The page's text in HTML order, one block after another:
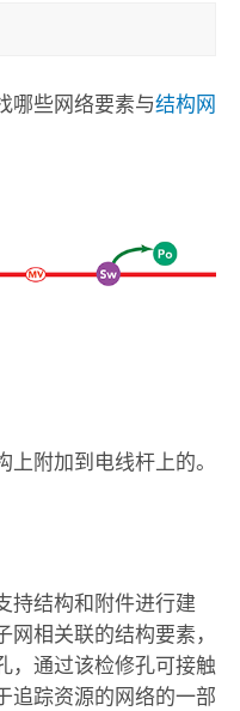
哪些网络要素与结构网
附加到电线杆上的。
持结构和附件进行建
相关联的结构要素，
，通过该检修孔可接触
追踪资源的网络的一部